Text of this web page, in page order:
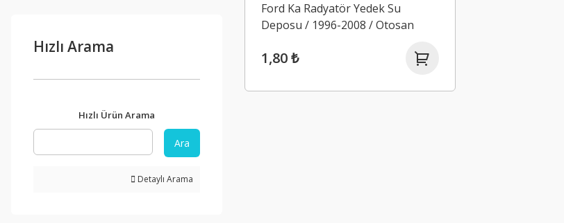
Hızlı Arama
Hızlı Ürün Arama
Ara
Detaylı Arama
Ford Ka Radyatör Yedek Su
Deposu / 1996-2008 / Otosan
1,80 ₺